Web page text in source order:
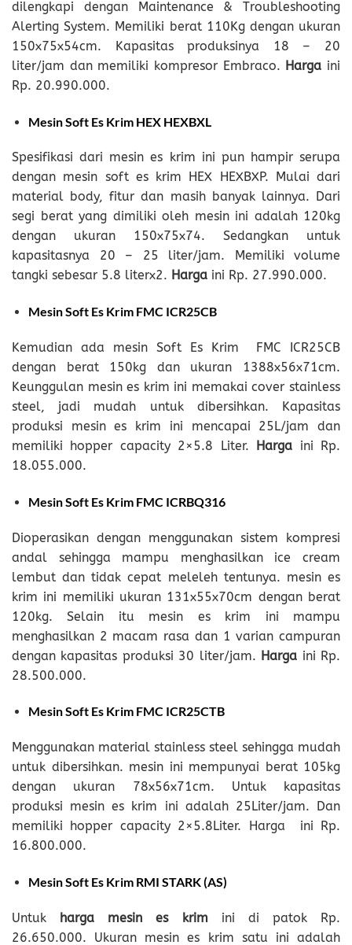
dilengkapi dengan Maintenance & Troubleshooting
Alerting System. Memiliki berat 110Kg dengan ukuran
150x75x54cm. Kapasitas produksinya 18 – 20
liter/jam dan memiliki kompresor Embraco. Harga ini
Rp. 20.990.000.
Mesin Soft Es Krim HEX HEXBXL
Spesifikasi dari mesin es krim ini pun hampir serupa
dengan mesin soft es krim HEX HEXBXP. Mulai dari
material body, fitur dan masih banyak lainnya. Dari
segi berat yang dimiliki oleh mesin ini adalah 120kg
dengan ukuran 150x75x74. Sedangkan untuk
kapasitasnya 20 – 25 liter/jam. Memiliki volume
tangki sebesar 5.8 literx2. Harga ini Rp. 27.990.000.
Mesin Soft Es Krim FMC ICR25CB
Kemudian ada mesin Soft Es Krim FMC ICR25CB
dengan berat 150kg dan ukuran 1388x56x71cm.
Keunggulan mesin es krim ini memakai cover stainless
steel, jadi mudah untuk dibersihkan. Kapasitas
produksi mesin es krim ini mencapai 25L/jam dan
memiliki hopper capacity 2×5.8 Liter. Harga ini Rp.
18.055.000.
Mesin Soft Es Krim FMC ICRBQ316
Dioperasikan dengan menggunakan sistem kompresi
andal sehingga mampu menghasilkan ice cream
lembut dan tidak cepat meleleh tentunya. mesin es
krim ini memiliki ukuran 131x55x70cm dengan berat
120kg. Selain itu mesin es krim ini mampu
menghasilkan 2 macam rasa dan 1 varian campuran
dengan kapasitas produksi 30 liter/jam. Harga ini Rp.
28.500.000.
Mesin Soft Es Krim FMC ICR25CTB
Menggunakan material stainless steel sehingga mudah
untuk dibersihkan. mesin ini mempunyai berat 105kg
dengan ukuran 78x56x71cm. Untuk kapasitas
produksi mesin es krim ini adalah 25Liter/jam. Dan
memiliki hopper capacity 2×5.8Liter. Harga ini Rp.
16.800.000.
Mesin Soft Es Krim RMI STARK (AS)
Untuk harga mesin es krim ini di patok Rp.
26.650.000. Ukuran mesin es krim satu ini adalah